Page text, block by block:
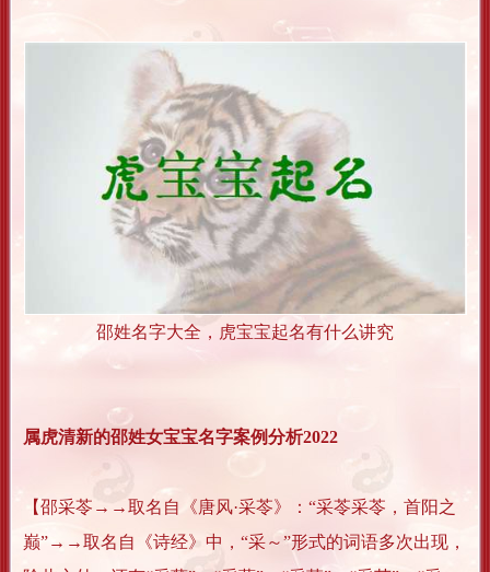
邵姓名字大全，虎宝宝起名有什么讲究
属虎清新的邵姓女宝宝名字案例分析2022
【邵采苓→→取名自《唐风·采苓》：“采苓采苓，首阳之
巅”→→取名自《诗经》中，“采～”形式的词语多次出现，